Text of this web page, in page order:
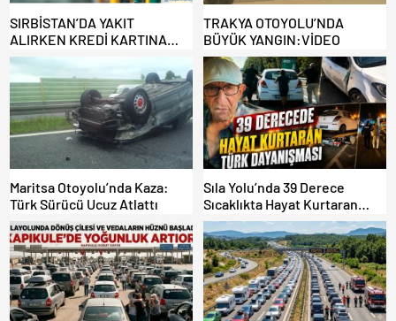
SIRBİSTAN’DA YAKIT
ALIRKEN KREDİ KARTINA
DİKKAT: MAĞDUR OLMAYIN!
TRAKYA OTOYOLU’NDA
BÜYÜK YANGIN:VİDEO
Maritsa Otoyolu’nda Kaza:
Türk Sürücü Ucuz Atlattı
Sıla Yolu’nda 39 Derece
Sıcaklıkta Hayat Kurtaran
Türk Dayanışması!